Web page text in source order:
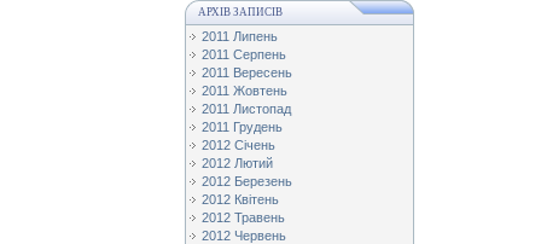
АРХІВ ЗАПИСІВ
2011 Липень
2011 Серпень
2011 Вересень
2011 Жовтень
2011 Листопад
2011 Грудень
2012 Січень
2012 Лютий
2012 Березень
2012 Квітень
2012 Травень
2012 Червень